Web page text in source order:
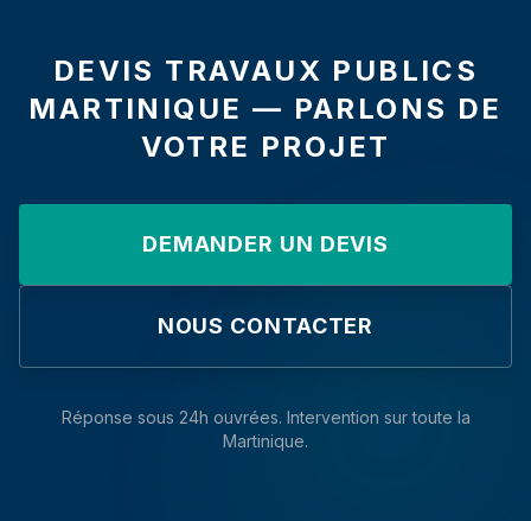
DEVIS TRAVAUX PUBLICS
MARTINIQUE — PARLONS DE
VOTRE PROJET
DEMANDER UN DEVIS
NOUS CONTACTER
Réponse sous 24h ouvrées. Intervention sur toute la
Martinique.